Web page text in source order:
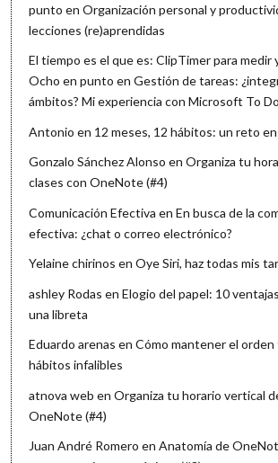
punto enOrganización personal y
lecciones (re)aprendidas
El tiempo es el que es: ClipTimer para medir
Ocho en punto enGestión de tareas:
ámbitos? Mi experiencia con Microsoft To Do
Antonio en 12 meses, 12 hábitos: un reto
Gonzalo Sánchez Alonso enOrganiza tu
clases con OneNote (#4)
Comunicación Efectiva enEn busca de la
efectiva: ¿chat o correo electrónico?
Yelaine chirinos enOye Siri, haz todas mis
ashley Rodas enElogio del papel: 10
una libreta
Eduardo arenas enCómo mantener el orden
hábitos infalibles
atnova web enOrganiza tu horario vertical
OneNote (#4)
Juan André Romero enAnatomía de